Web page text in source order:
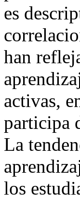
es
han
activas,
participa
La
los